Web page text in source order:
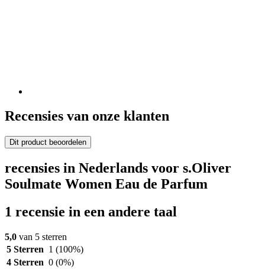
Recensies van onze klanten
Dit product beoordelen
recensies in Nederlands voor s.Oliver
Soulmate Women Eau de Parfum
1 recensie in een andere taal
5,0 van 5 sterren
5 Sterren 1 (100%)
4 Sterren 0 (0%)